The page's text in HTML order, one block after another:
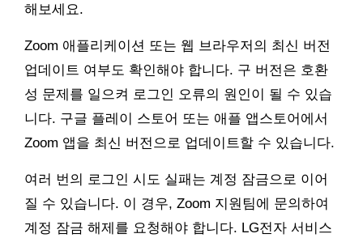
해보세요.
Zoom 애플리케이션 또는 웹 브라우저의 최신 버전
업데이트 여부도 확인해야 합니다. 구 버전은 호환
성 문제를 일으켜 로그인 오류의 원인이 될 수 있습
니다. 구글 플레이 스토어 또는 애플 앱스토어에서
Zoom 앱을 최신 버전으로 업데이트할 수 있습니다.
여러 번의 로그인 시도 실패는 계정 잠금으로 이어
질 수 있습니다. 이 경우, Zoom 지원팀에 문의하여
계정 잠금 해제를 요청해야 합니다. LG전자 서비스